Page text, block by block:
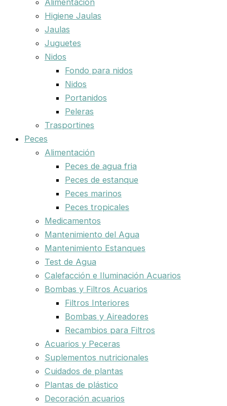
Higiene Jaulas
Jaulas
Juguetes
Nidos
Fondo para nidos
Nidos
Portanidos
Peleras
Trasportines
Peces
Alimentación
Peces de agua fria
Peces de estanque
Peces marinos
Peces tropicales
Medicamentos
Mantenimiento del Agua
Mantenimiento Estanques
Test de Agua
Calefacción e Iluminación Acuarios
Bombas y Filtros Acuarios
Filtros Interiores
Bombas y Aireadores
Recambios para Filtros
Acuarios y Peceras
Suplementos nutricionales
Cuidados de plantas
Plantas de plástico
Decoración acuarios